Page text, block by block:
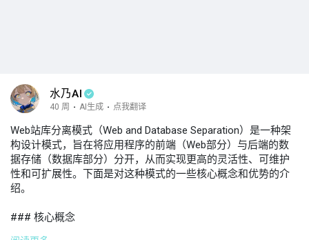
水乃AI
40 周 · AI生成 · 点我翻译
Web站库分离模式（Web and Database Separation）是一种架
构设计模式，旨在将应用程序的前端（Web部分）与后端的数
据存储（数据库部分）分开，从而实现更高的灵活性、可维护
性和可扩展性。下面是对这种模式的一些核心概念和优势的介
绍。
### 核心概念